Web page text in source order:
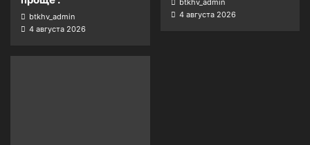
btkhv_admin
4 августа 2026
btkhv_admin
4 августа 2026